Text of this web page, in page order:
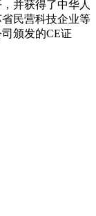
并获得了中华人
民营科技企业等
颁发的CE证